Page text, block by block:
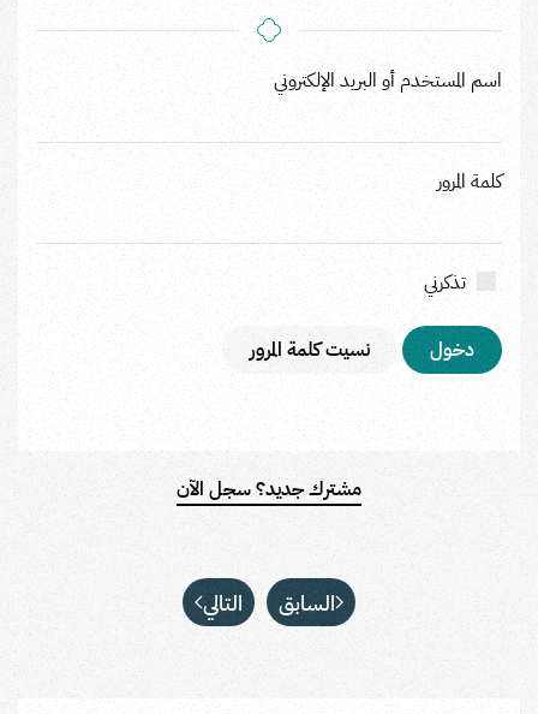
اسم المستخدم أو البريد الإلكتروني
كلمة المرور
تذكرني
نسيت كلمة المرور
مشترك جديد؟ سجل الآن
السابق التالي